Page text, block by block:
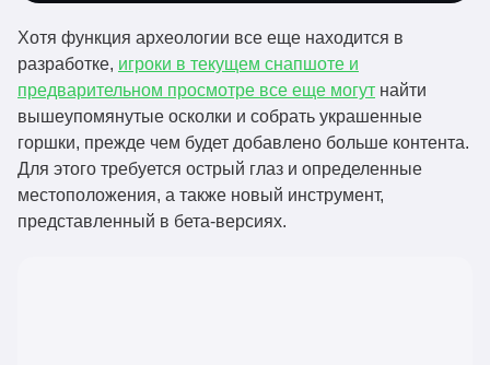
Хотя функция археологии все еще находится в
разработке, игроки в текущем снапшоте и
предварительном просмотре все еще могут найти
вышеупомянутые осколки и собрать украшенные
горшки, прежде чем будет добавлено больше контента.
Для этого требуется острый глаз и определенные
местоположения, а также новый инструмент,
представленный в бета-версиях.